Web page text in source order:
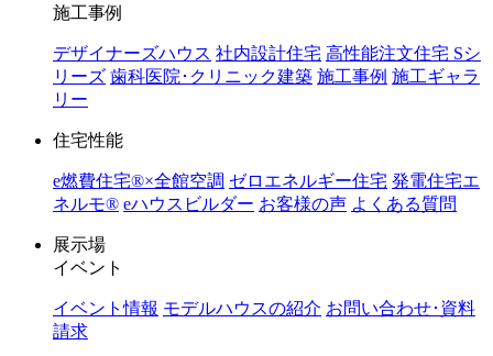
施工事例
デザイナーズハウス 社内設計住宅 高性能注文住宅 Sシ
リーズ 歯科医院･クリニック建築 施工事例 施工ギャラ
リー
住宅性能
e燃費住宅®︎×全館空調 ゼロエネルギー住宅 発電住宅エ
ネルモ®︎ eハウスビルダー お客様の声 よくある質問
展示場
イベント
イベント情報 モデルハウスの紹介 お問い合わせ･資料
請求